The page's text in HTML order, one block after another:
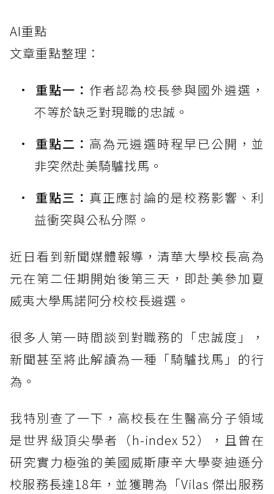
AI重點
文章重點整理：
重點一： 作者認為校長參與國外遴選，
不等於缺乏對現職的忠誠。
重點二： 高為元遴選時程早已公開，並
非突然赴美騎驢找馬。
重點三： 真正應討論的是校務影響、利
益衝突與公私分際。
近日看到新聞媒體報導，清華大學校長高為
元在第二任期開始後第三天，即赴美參加夏
威夷大學馬諾阿分校校長遴選。
很多人第一時間談到對職務的「忠誠度」，
新聞甚至將此解讀為一種「騎驢找馬」的行
為。
我特別查了一下，高校長在生醫高分子領域
是世界級頂尖學者（h-index 52），且曾在
研究實力極強的美國威斯康辛大學麥迪遜分
校服務長達18年，並獲聘為「Vilas 傑出服務